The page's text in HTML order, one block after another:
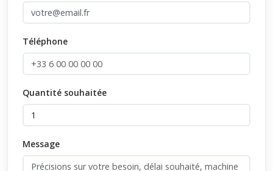
Téléphone
Quantité souhaitée
Message